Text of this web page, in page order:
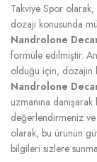
Takviye Spor olarak,
dozajı konusunda
Nandrolone
formüle edilmiştir.
olduğu için, dozajın
Nandrolone
uzmanına
değerlendirmeniz
olarak, bu ürünün
bilgileri sizlere